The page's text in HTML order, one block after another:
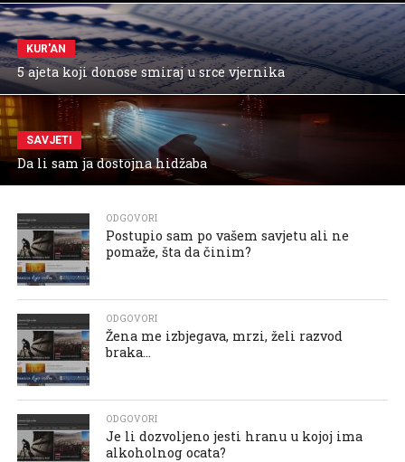
KUR'AN
5 ajeta koji donose smiraj u srce vjernika
SAVJETI
Da li sam ja dostojna hidžaba
ODGOVORI
Postupio sam po vašem savjetu ali ne
pomaže, šta da činim?
ODGOVORI
Žena me izbjegava, mrzi, želi razvod
braka…
ODGOVORI
Je li dozvoljeno jesti hranu u kojoj ima
alkoholnog ocata?